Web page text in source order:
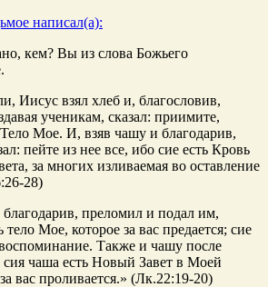
написал(а):
кем? Вы из слова Божьего
Иисус взял хлеб и, благословив,
ученикам, сказал: приимите,
Тело Мое. И, взяв чашу и благодарив,
пейте из нее все, ибо сие есть Кровь
за многих изливаемая во оставление
28)
благодарив, преломил и подал им,
тело Мое, которое за вас предается; сие
Также и чашу после
сия чаша есть Новый Завет в Моей
вас проливается.» (Лк.22:19-20)